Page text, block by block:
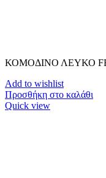
ΚΟΜΟΔΙΝΟ ΛΕΥΚΟ
Add to wishlist
Προσθήκη στο καλάθι
Quick view